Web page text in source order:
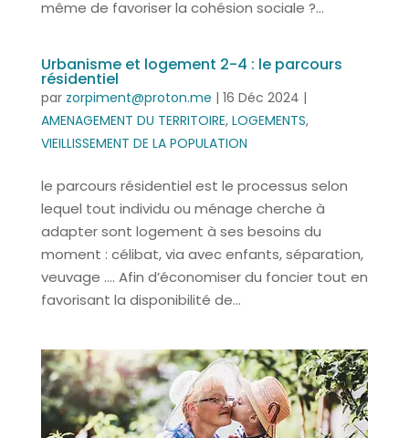
même de favoriser la cohésion sociale ?...
Urbanisme et logement 2-4 : le parcours
résidentiel
par zorpiment@proton.me | 16 Déc 2024 |
AMENAGEMENT DU TERRITOIRE, LOGEMENTS,
VIEILLISSEMENT DE LA POPULATION
le parcours résidentiel est le processus selon
lequel tout individu ou ménage cherche à
adapter sont logement à ses besoins du
moment : célibat, via avec enfants, séparation,
veuvage …. Afin d’économiser du foncier tout en
favorisant la disponibilité de...